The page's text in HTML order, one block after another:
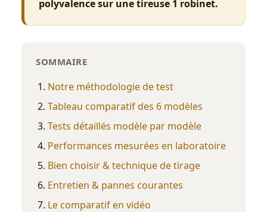
polyvalence sur une tireuse 1 robinet.
SOMMAIRE
Notre méthodologie de test
Tableau comparatif des 6 modèles
Tests détaillés modèle par modèle
Performances mesurées en laboratoire
Bien choisir & technique de tirage
Entretien & pannes courantes
Le comparatif en vidéo